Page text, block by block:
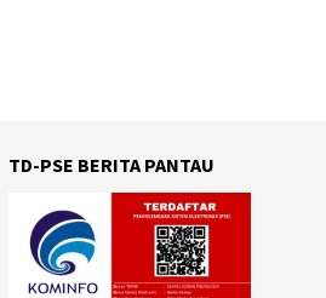
TD-PSE BERITA PANTAU